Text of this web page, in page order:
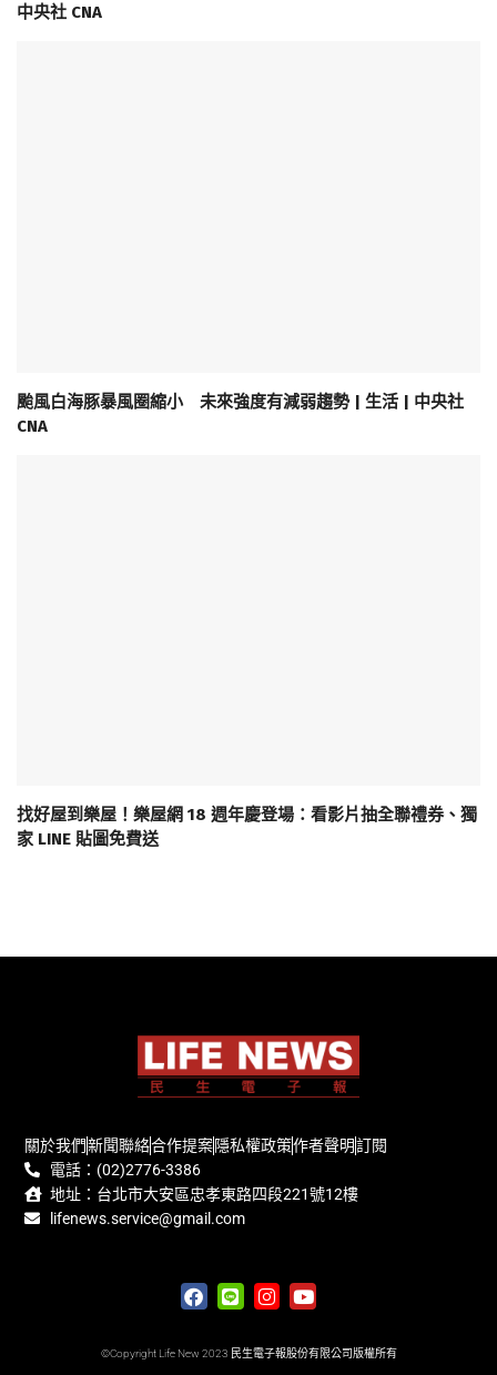
中央社 CNA
颱風白海豚暴風圈縮小 未來強度有減弱趨勢 | 生活 | 中央社
CNA
找好屋到樂屋！樂屋網 18 週年慶登場：看影片抽全聯禮券、獨
家 LINE 貼圖免費送
關於我們新聞聯絡合作提案隱私權政策作者聲明訂閱
電話：(02)2776-3386
地址：台北市大安區忠孝東路四段221號12樓
lifenews.service@gmail.com
©Copyright Life New 2023 民生電子報股份有限公司版權所有